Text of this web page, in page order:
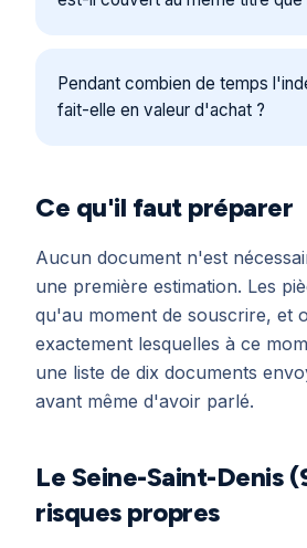
Pendant combien de temps
fait-elle en valeur d'achat ?
Ce qu'il faut préparer
Aucun document n'est
une première estimation. Les
qu'au moment de souscrire, et
exactement lesquelles à ce
une liste de dix documents
avant même d'avoir parlé.
Le Seine-Saint-Denis
risques propres